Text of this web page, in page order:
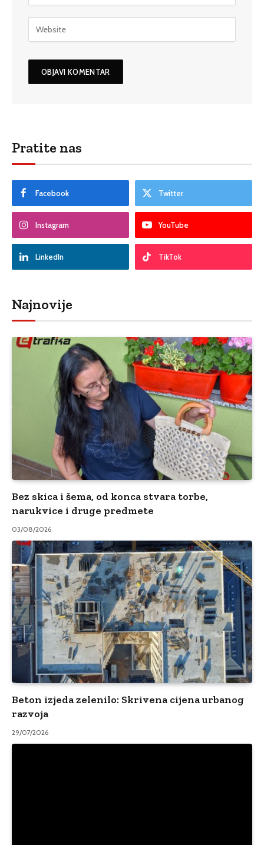
Pratite nas
Facebook Twitter
Instagram YouTube
LinkedIn TikTok
Najnovije
Bez skica i šema, od konca stvara torbe,
narukvice i druge predmete
03/08/2026
Beton izjeda zelenilo: Skrivena cijena urbanog
razvoja
29/07/2026